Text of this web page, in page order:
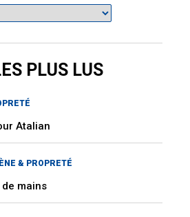
PLUS LUS
Atalian
& PROPRETÉ
mains